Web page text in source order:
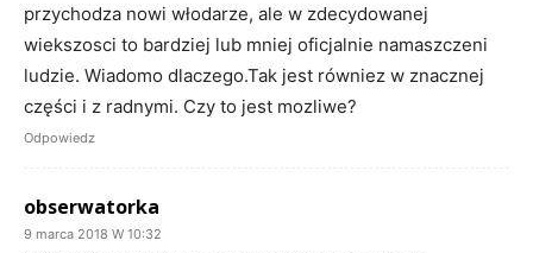
przychodza nowi włodarze, ale w zdecydowanej
wiekszosci to bardziej lub mniej oficjalnie namaszczeni
ludzie. Wiadomo dlaczego.Tak jest równiez w znacznej
części i z radnymi. Czy to jest mozliwe?
Odpowiedz
obserwatorka
9 marca 2018 W 10:32